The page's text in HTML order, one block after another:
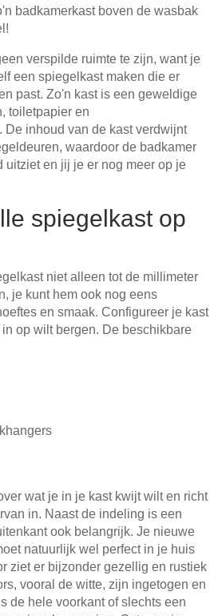
badkamerkast boven de wasbak
verspilde ruimte te zijn, want je
een spiegelkast maken die er
past. Zo'n kast is een geweldige
toiletpapier en
De inhoud van de kast verdwijnt
waardoor de badkamer
uitziet en jij je er nog meer op je
spiegelkast op
niet alleen tot de millimeter
je kunt hem ook nog eens
en smaak. Configureer je kast
op wilt bergen. De beschikbare
wat je in je kast kwijt wilt en richt
in. Naast de indeling is een
ook belangrijk. Je nieuwe
natuurlijk wel perfect in je huis
ziet er bijzonder gezellig en rustiek
vooral de witte, zijn ingetogen en
de hele voorkant of slechts een